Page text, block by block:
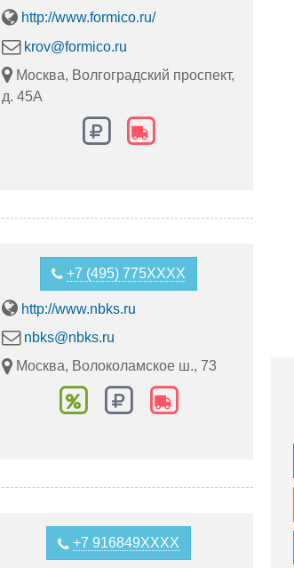
http://www.formico.ru/
krov@formico.ru
Москва, Волгоградский проспект,
д. 45А
+7 (495) 775XXXX
http://www.nbks.ru
nbks@nbks.ru
Москва, Волоколамское ш., 73
+7 916849XXXX